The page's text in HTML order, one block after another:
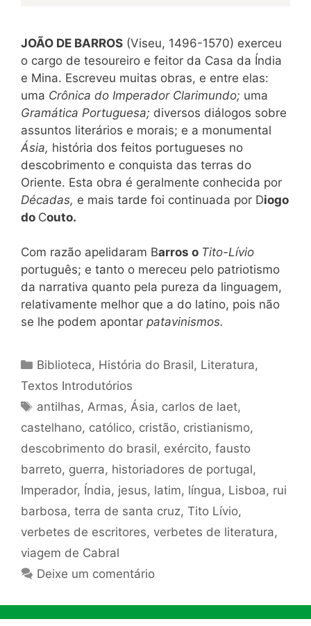
JOÃO DE BARROS (Viseu, 1496-1570) exerceu
o cargo de tesoureiro e feitor da Casa da Índia
e Mina. Escreveu muitas obras, e entre elas:
uma Crônica do Imperador Clarimundo; uma
Gramática Portuguesa; diversos diálogos sobre
assuntos literários e morais; e a monumental
Ásia, história dos feitos portugueses no
descobrimento e conquista das terras do
Oriente. Esta obra é geralmente conhecida por
Décadas, e mais tarde foi continuada por Diogo
do Couto.
Com razão apelidaram Barros o Tito-Lívio
português; e tanto o mereceu pelo patriotismo
da narrativa quanto pela pureza da linguagem,
relativamente melhor que a do latino, pois não
se lhe podem apontar patavinismos.
Categorias
Biblioteca, História do Brasil, Literatura,
Textos Introdutórios
Tags
antilhas,Armas,Ásia, carlos de laet,
castelhano, católico, cristão, cristianismo,
descobrimento do brasil, exército, fausto
barreto, guerra, historiadores de portugal,
Imperador, Índia, jesus, latim, língua, Lisboa, rui
barbosa, terra de santa cruz, Tito Lívio,
verbetes de escritores, verbetes de literatura,
viagem de Cabral
Deixe um comentário